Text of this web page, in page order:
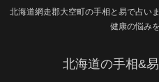
北海道網走郡大空町の手相と易で占い
健康の悩み
北海道の手相&